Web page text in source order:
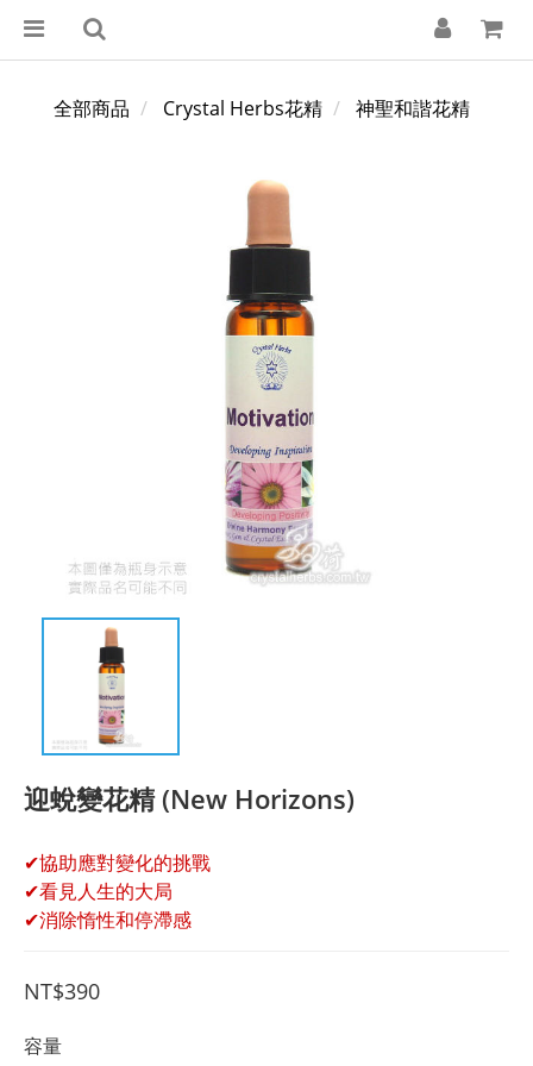
全部商品 Crystal Herbs花精 神聖和諧花精
迎蛻變花精 (New Horizons)
✔協助應對變化的挑戰
✔看見人生的大局
✔消除惰性和停滯感
NT$390
容量